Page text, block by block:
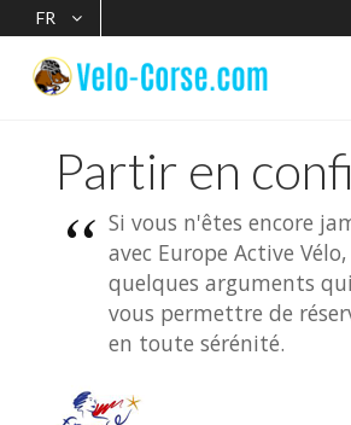
FR
Partir en
Si vous n'êtes encore
avec Europe Active
quelques arguments
vous permettre de
en toute sérénité.